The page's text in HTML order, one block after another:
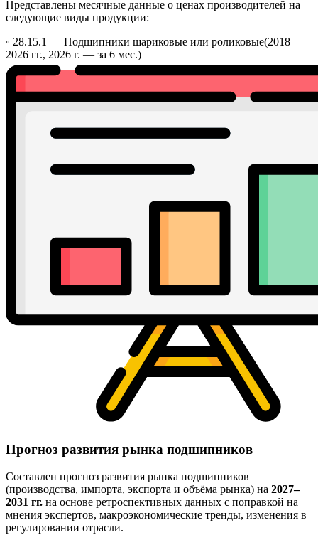
Представлены месячные данные о ценах производителей на
следующие виды продукции:
◦ 28.15.1 — Подшипники шариковые или роликовые(2018–
2026 гг., 2026 г. — за 6 мес.)
Прогноз развития рынка подшипников
Составлен прогноз развития рынка подшипников
(производства, импорта, экспорта и объёма рынка) на 2027–
2031 гг. на основе ретроспективных данных с поправкой на
мнения экспертов, макроэкономические тренды, изменения в
регулировании отрасли.